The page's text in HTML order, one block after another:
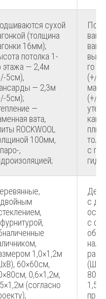
сухой
(толщина
16мм);
потолка 1-
этажа — 2,4м
5см),
— 2,3м
5см);
—
вата,
ROCKWOOL
100мм,
,
го
(+/-
(+/-
с
1,0×1,2м
60×60см,
0,6×1,2м,
(согласно
с
с